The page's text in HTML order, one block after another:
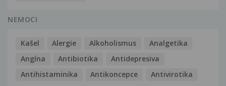
NEMOCI
Kašel Alergie Alkoholismus
Analgetika
Angína
Antibiotika
Antidepresiva
Antihistaminika
Antikoncepce Antivirotika